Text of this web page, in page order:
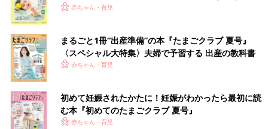
です。
ても多いです。接種を遅らせないためにも、通院によるママ・パ
パの負担を減らすためにも、同時接種をすすめています。異なる
ワクチンを体の何カ所か（右腕、左腕、右太もも、左太ももな
ど）に分けて接種します。接種位置の間隔を2.5㎝以上空けれ
ば、全部を脚に打つことも可能です。
安全性と効果は、別の日に1種類ずつ接種するのと変わりませ
ん。副反応が起こる割合が多くなったり、特別な副反応が出たり
く！ おっぱい・ミルクの基本と夏のトラブル 解決テ
赤ちゃん・育児
まるごと1冊“出産準備”の本『たまごクラブ 夏号』
〈スペシャル大特集〉夫婦で予習する 出産の教科書
赤ちゃん・育児
初めて妊娠されたかたに！妊娠がわかったら最初に読
む本『初めてのたまごクラブ 夏号』
赤ちゃん・育児